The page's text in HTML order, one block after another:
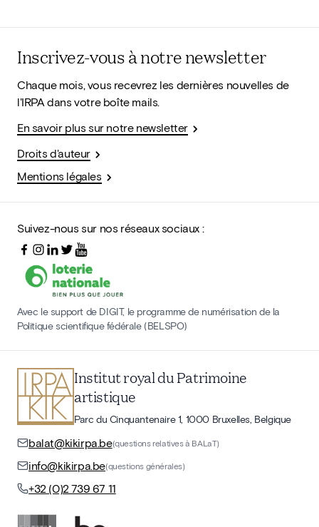
Inscrivez-vous à notre newsletter
Chaque mois, vous recevrez les dernières nouvelles de
l'IRPA dans votre boîte mails.
En savoir plus sur notre newsletter
Droits d'auteur
Mentions légales
Suivez-nous sur nos réseaux sociaux :
Avec le support de DIGIT, le programme de numérisation de la
Politique scientifique fédérale (BELSPO)
Institut royal du Patrimoine
artistique
Parc du Cinquantenaire 1, 1000 Bruxelles, Belgique
balat@kikirpa.be(questions relatives à BALaT)
info@kikirpa.be(questions générales)
+32 (0)2 739 67 11